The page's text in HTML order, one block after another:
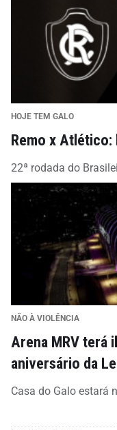
HOJE TEM GALO
Remo x
22ª rodada do
NÃO À VIOLÊNCIA
Arena MRV terá
aniversário da
Casa do Galo estará